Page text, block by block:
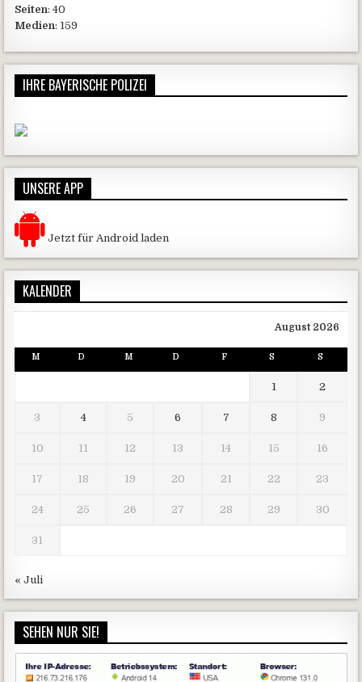
Seiten: 40
Medien: 159
IHRE BAYERISCHE POLIZEI
UNSERE APP
Jetzt für Android laden
KALENDER
August 2026
M D M D F S S
1 2
3 4 5 6 7 8 9
10 11 12 13 14 15 16
17 18 19 20 21 22 23
24 25 26 27 28 29 30
31
« Juli
SEHEN NUR SIE!